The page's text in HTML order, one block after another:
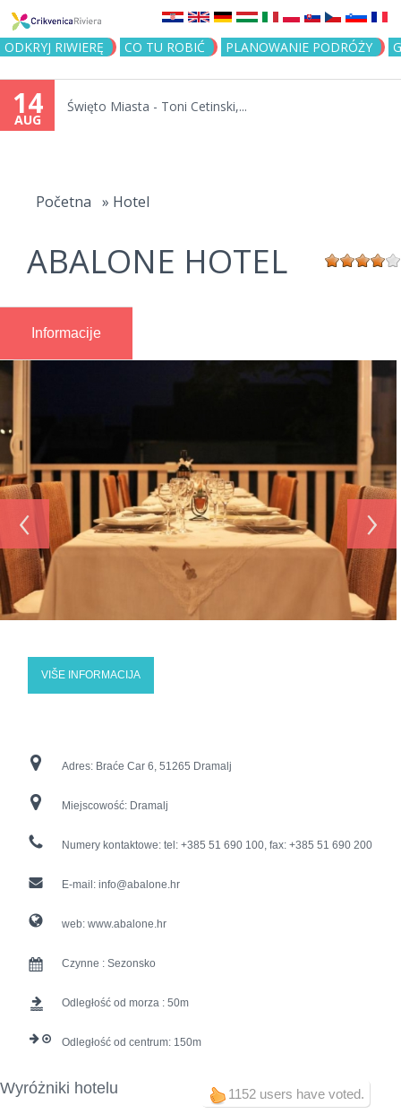
Jump to navigation
ODKRYJ RIWIERĘ CO TU ROBIĆ PLANOWANIE PODRÓŻY
14
AUG
Święto Miasta - Toni Cetinski,...
Početna » Hotel
ABALONE HOTEL
Informacije
‹ ›
VIŠE INFORMACIJA
Adres: Braće Car 6, 51265 Dramalj
Miejscowość: Dramalj
Numery kontaktowe: tel: +385 51 690 100, fax: +385 51 690 200
E-mail: info@abalone.hr
web: www.abalone.hr
Czynne : Sezonsko
Odległość od morza : 50
Odległość od centrum: 150
1152 users have voted.
Wyróżniki hotelu